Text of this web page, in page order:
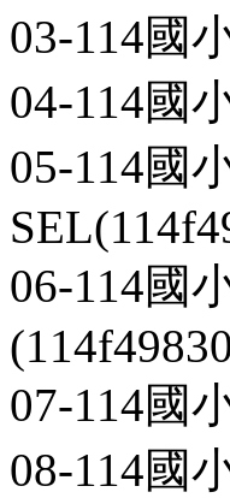
03-114國
04-114國
05-114國
06-114國
07-114國
08-114國